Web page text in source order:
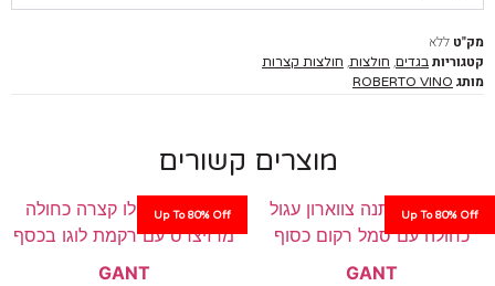
ללא
בגדים, חולצות ,חולצות קצרות
ROBERTO VINO
מוצרים קשורים
Up To
GANT
Up To 80% Off
GANT